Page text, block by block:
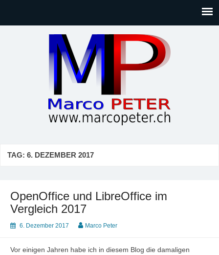
Gesellschaft, Musik, Photographie, Sport und Technik (IT)
TAG: 6. DEZEMBER 2017
OpenOffice und LibreOffice im
Vergleich 2017
6. Dezember 2017 Marco Peter
Vor einigen Jahren habe ich in diesem Blog die damaligen